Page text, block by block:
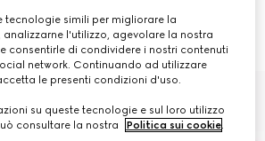
quadretti
€ 2.700
tecnologie simili per migliorare la
l'utilizzo, agevolare la nostra
consentirle di condividere i nostri contenuti
network. Continuando ad utilizzare
le presenti condizioni d'uso.
su queste tecnologie e sul loro utilizzo
consultare la nostra
Politica sui cookie